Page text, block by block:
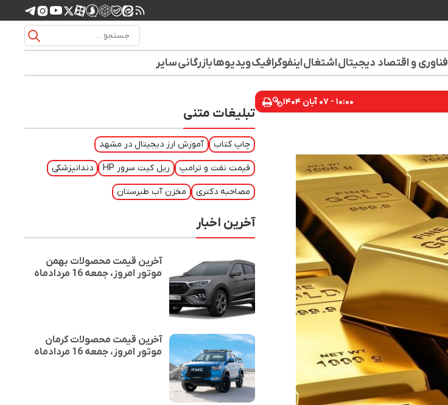
فناوری و اقتصاد دیجیتالاشتغالاینفوگرافیکویدیوهابازرگانیسایر
۱۰:۰۰ - ۰۷ آبان ۱۴۰۴
تبلیغات متنی
چاپ کتاب آموزش ارز دیجیتال در مشهد
قیمت نفت و ترامپ ریل کیت سرور HP دندانپزشکی
مصاحبه دکتری مخزن آب طبرستان
آخرین اخبار
آخرین قیمت محصولات بهمن
موتور امروز، جمعه 16 مردادماه
آخرین قیمت محصولات کرمان
موتور امروز، جمعه 16 مردادماه